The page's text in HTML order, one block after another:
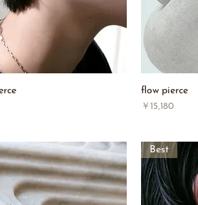
flow pierce
価格
￥15,180
Best